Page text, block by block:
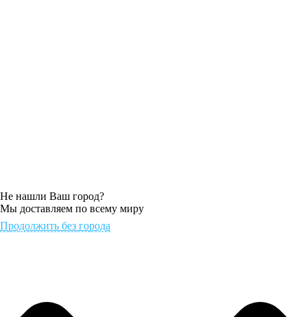
Не нашли Ваш город?
Мы доставляем по всему миру
Продолжить без города